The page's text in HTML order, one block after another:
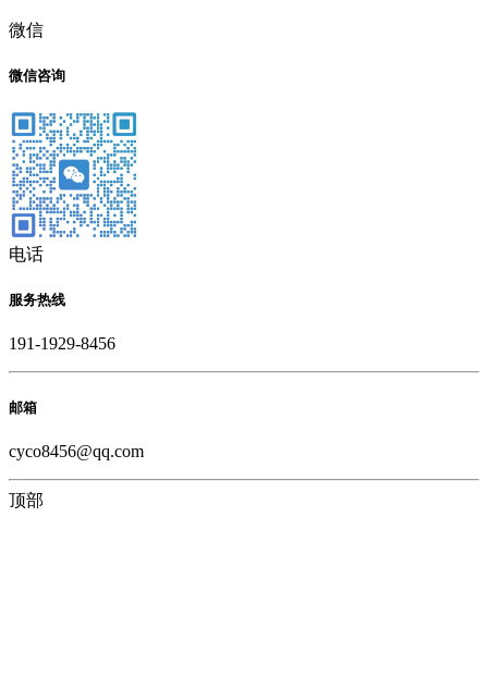
微信
微信咨询
电话
服务热线
191-1929-8456
邮箱
cyco8456@qq.com
顶部